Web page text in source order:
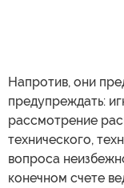
Напротив, они
предупреждать:
рассмотрение
технического,
вопроса
конечном счете